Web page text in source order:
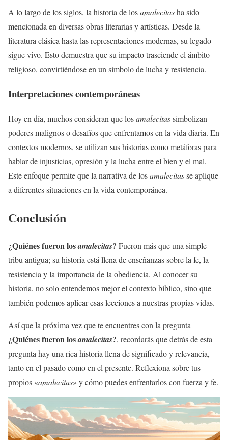
A lo largo de los siglos, la historia de losamalecitasha sido
mencionada en diversas obras literarias y artísticas. Desde la
literatura clásica hasta las representaciones modernas, su legado
sigue vivo. Esto demuestra que su impacto trasciende el ámbito
religioso, convirtiéndose en un símbolo de lucha y resistencia.
Interpretaciones contemporáneas
Hoy en día, muchos consideran que losamalecitassimbolizan
poderes malignos o desafíos que enfrentamos en la vida diaria. En
contextos modernos, se utilizan sus historias como metáforas para
hablar de injusticias, opresión y la lucha entre el bien y el mal.
Este enfoque permite que la narrativa de losamalecitasse aplique
a diferentes situaciones en la vida contemporánea.
Conclusión
¿Quiénes fueron losamalecitas? Fueron más que una simple
tribu antigua; su historia está llena de enseñanzas sobre la fe, la
resistencia y la importancia de la obediencia. Al conocer su
historia, no solo entendemos mejor el contexto bíblico, sino que
también podemos aplicar esas lecciones a nuestras propias vidas.
Así que la próxima vez que te encuentres con la pregunta
¿Quiénes fueron losamalecitas?, recordarás que detrás de esta
pregunta hay una rica historia llena de significado y relevancia,
tanto en el pasado como en el presente. Reflexiona sobre tus
propios «amalecitas» y cómo puedes enfrentarlos con fuerza y fe.